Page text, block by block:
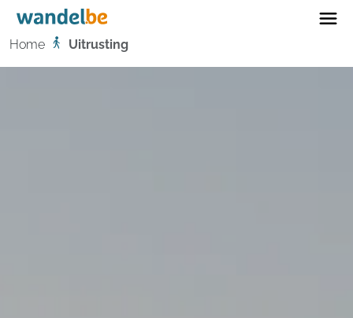
Home
Home Uitrusting